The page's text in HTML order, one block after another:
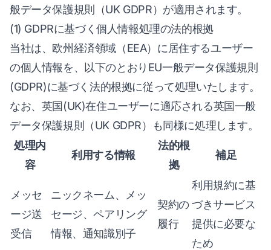
般データ保護規則（UK GDPR）が適用されます。
(1) GDPRに基づく個人情報処理の法的根拠
当社は、欧州経済領域（EEA）に居住するユーザー
の個人情報を、以下のとおりEU一般データ保護規則
(GDPR)に基づく法的根拠に従って処理いたします。
なお、英国(UK)在住ユーザーに適応される英国一般
データ保護規則（UK GDPR）も同様に処理します。
処理内
容
利用する情報
法的根
拠
補足
メッセ
ージ送
受信
ニックネーム、メッ
セージ、ペアリング
情報、通知識別子
契約の
履行
利用規約に基
づきサービス
提供に必要な
ため